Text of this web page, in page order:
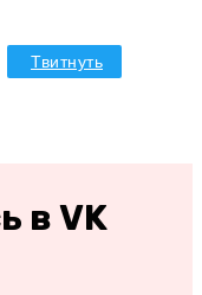
Твитнуть
в VK